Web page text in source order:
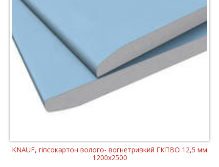
KNAUF, гіпсокартон волого- вогнетривкий ГКПВО 12,5 мм
1200x2500